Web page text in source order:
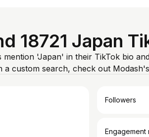
18721 Japan
mention 'Japan' in their TikTok bio
a custom search, check out
Followers
Engagement